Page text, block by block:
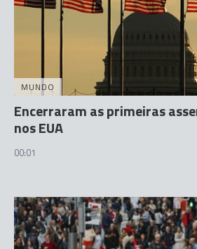
MUNDO
Encerraram as primeiras
nos EUA
00:01